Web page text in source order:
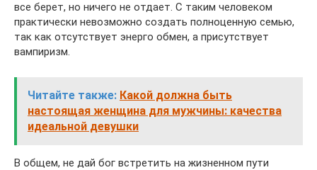
все берет, но ничего не отдает. С таким человеком
практически невозможно создать полноценную семью,
так как отсутствует энерго обмен, а присутствует
вампиризм.
Читайте также: Какой должна быть
настоящая женщина для мужчины: качества
идеальной девушки
В общем, не дай бог встретить на жизненном пути